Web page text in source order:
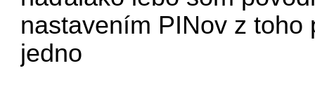
nastavením PINov z
jedno